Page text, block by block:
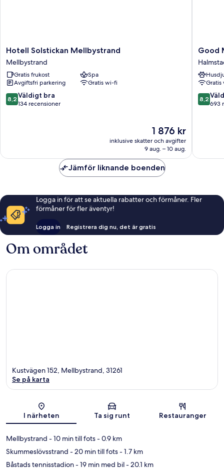
Hotell
Solstickan
Mellbystrand
Mellbystrand
Hotell Solstickan Mellbystrand
Mellbystrand
Gratis frukost
Spa
Avgiftsfri parkering
Gratis wi-fi
8.2
av
8,2 Väldigt bra
134 recensioner
Priset
1 876 kr
1 876 kr
inklusive skatter och avgifter
9 aug. – 10 aug.
Good
Morning
+
Good
8.2
av
8,2
693
Jämför liknande boenden
Logga in för att se aktuella rabatter och förmåner. Fler
förmåner för fler äventyr!
Logga in Registrera dig nu, det är gratis
Om området
Karta
Kustvägen 152, Mellbystrand, 31261
Se på karta
I närheten Ta sig runt Restauranger
Mellbystrand - 10 min till fots- 0.9 km
Skummeslövsstrand - 20 min till fots- 1.7 km
Båstads tennisstadion- 19 min med bil- 20.1 km